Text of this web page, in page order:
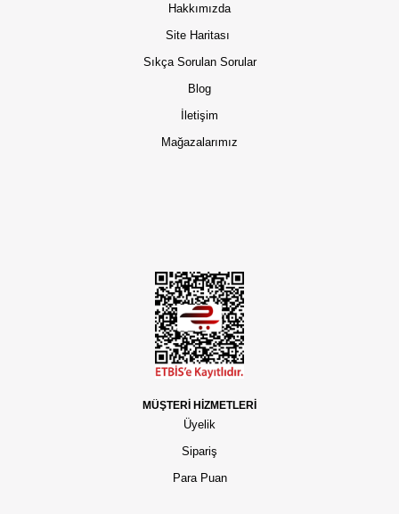
Hakkımızda
Site Haritası
Sıkça Sorulan Sorular
Blog
İletişim
Mağazalarımız
MÜŞTERİ HİZMETLERİ
Üyelik
Sipariş
Para Puan